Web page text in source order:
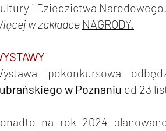
i Dziedzictwa
w zakładce NAGRODY.
pokonkursowa
w Poznaniu od 23
na rok 2024